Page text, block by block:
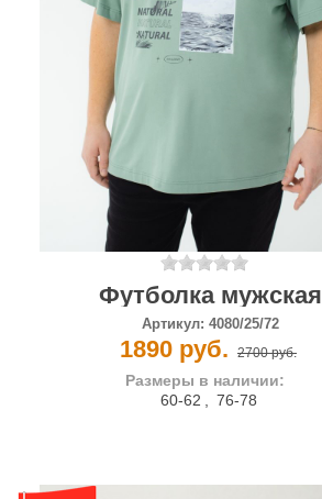
Футболка мужская
Артикул: 4080/25/72
1890 руб. 2700 руб.
Размеры в наличии:
60-62
76-78